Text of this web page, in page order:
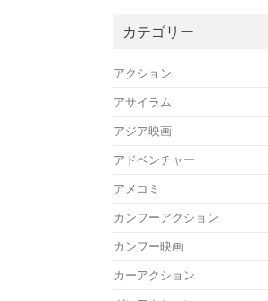
カテゴリー
アクション
アサイラム
アジア映画
アドベンチャー
アメコミ
カンフーアクション
カンフー映画
カーアクション